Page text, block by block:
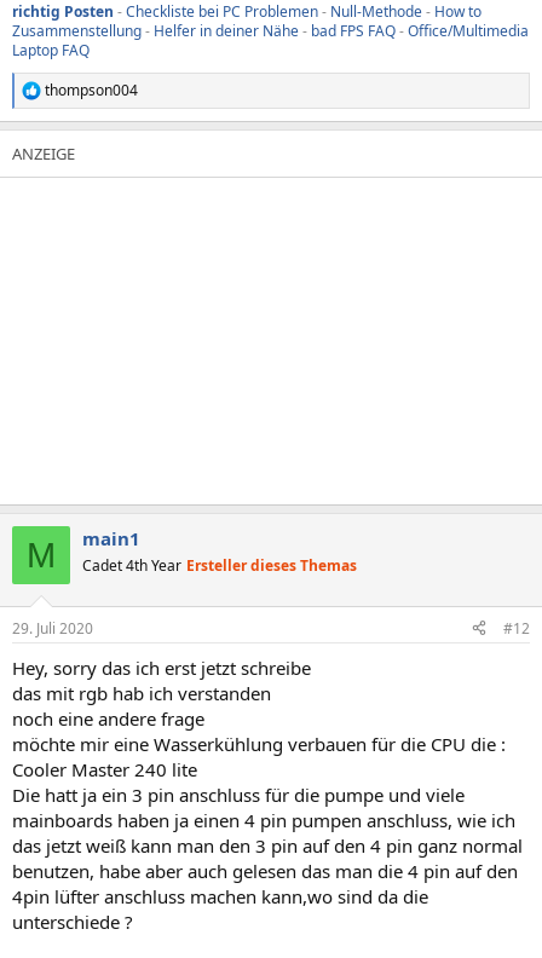
richtig Posten -Checkliste bei PC Problemen- Null-Methode- How to
Zusammenstellung- Helfer in deiner Nähe- bad FPS FAQ-Office/Multimedia
Laptop FAQ
R
e
a
k
t
thompson004
M main1
Cadet 4th Year Ersteller dieses Themas
29. Juli 2020 #12
Hey, sorry das ich erst jetzt schreibe
das mit rgb hab ich verstanden
noch eine andere frage
möchte mir eine Wasserkühlung verbauen für die CPU die :
Cooler Master 240 lite
Die hatt ja ein 3 pin anschluss für die pumpe und viele
mainboards haben ja einen 4 pin pumpen anschluss, wie ich
das jetzt weiß kann man den 3 pin auf den 4 pin ganz normal
benutzen, habe aber auch gelesen das man die 4 pin auf den
4pin lüfter anschluss machen kann,wo sind da die
unterschiede ?